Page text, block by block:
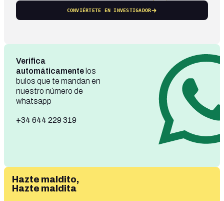
CONVIÉRTETE EN INVESTIGADOR
Verifica
automáticamente los
bulos que te mandan en
nuestro número de
whatsapp
+34 644 229 319
Hazte maldito,
Hazte maldita